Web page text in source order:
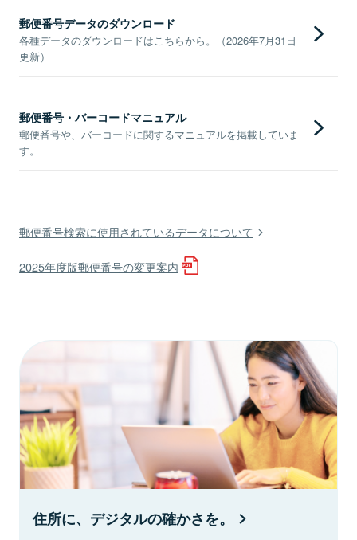
郵便番号データのダウンロード
各種データのダウンロードはこちらから。（2026年7月31日
更新）
郵便番号・バーコードマニュアル
郵便番号や、バーコードに関するマニュアルを掲載していま
す。
郵便番号検索に使用されているデータについて
2025年度版郵便番号の変更案内
住所に、デジタルの確かさを。